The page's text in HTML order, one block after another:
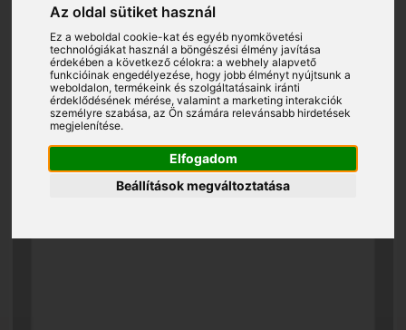
Az oldal sütiket használ
Ez a weboldal cookie-kat és egyéb nyomkövetési
technológiákat használ a böngészési élmény javítása
érdekében a következő célokra:a webhely alapvető
funkcióinak engedélyezése, hogy jobb élményt nyújtsunk a
weboldalon,termékeink és szolgáltatásaink iránti
érdeklődésének mérése, valamint a marketing interakciók
személyre szabása,az Ön számára relevánsabb hirdetések
megjelenítése.
Elfogadom
Beállítások megváltoztatása